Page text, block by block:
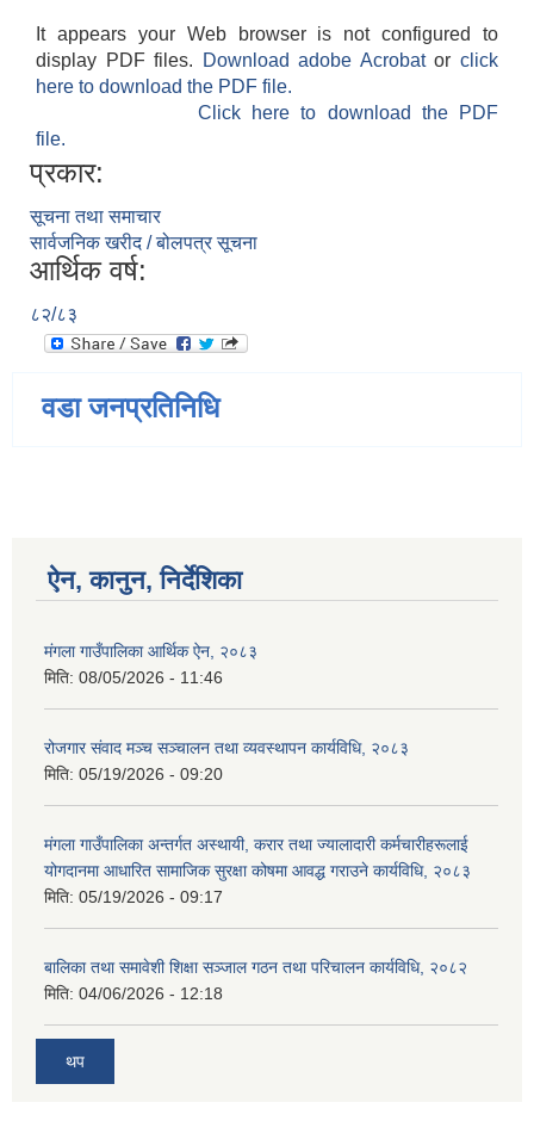
It appears your Web browser is not configured to
display PDF files.
Download adobe Acrobatorclick
here to download the PDF file.
Click here to download the PDF
file.
प्रकार:
सूचना तथा समाचार
सार्वजनिक खरीद / बोलपत्र सूचना
आर्थिक वर्ष:
८२/८३
वडा जनप्रतिनिधि
ऐन, कानुन, निर्देशिका
मंगला गाउँपालिका आर्थिक ऐन, २०८३
मिति: 08/05/2026 - 11:46
रोजगार संवाद मञ्च सञ्चालन तथा व्यवस्थापन कार्यविधि, २०८३
मिति: 05/19/2026 - 09:20
मंगला गाउँपालिका अन्तर्गत अस्थायी, करार तथा ज्यालादारी कर्मचारीहरूलाई
योगदानमा आधारित सामाजिक सुरक्षा कोषमा आवद्ध गराउने कार्यविधि, २०८३
मिति: 05/19/2026 - 09:17
बालिका तथा समावेशी शिक्षा सञ्जाल गठन तथा परिचालन कार्यविधि, २०८२
मिति: 04/06/2026 - 12:18
थप